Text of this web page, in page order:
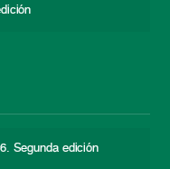
Segunda edición